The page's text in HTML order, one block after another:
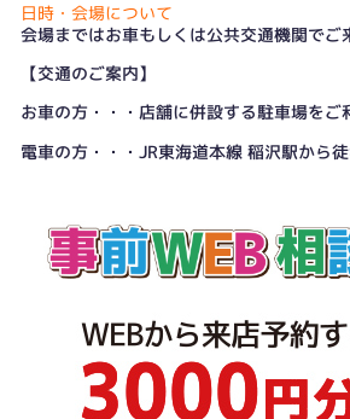
日時・会場について
会場まではお車もしくは公共交通機関でご
【交通のご案内】
お車の方・・・店舗に併設する駐車場をご
電車の方・・・JR東海道本線 稲沢駅から